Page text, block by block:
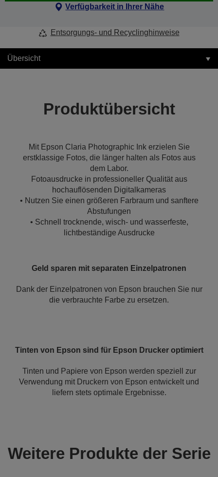
Verfügbarkeit in Ihrer Nähe
Entsorgungs- und Recyclinghinweise
Übersicht
Produktübersicht
Mit Epson Claria Photographic Ink erzielen Sie
erstklassige Fotos, die länger halten als Fotos aus
dem Labor.
Fotoausdrucke in professioneller Qualität aus
hochauflösenden Digitalkameras
• Nutzen Sie einen größeren Farbraum und sanftere
Abstufungen
• Schnell trocknende, wisch- und wasserfeste,
lichtbeständige Ausdrucke
Geld sparen mit separaten Einzelpatronen
Dank der Einzelpatronen von Epson brauchen Sie nur
die verbrauchte Farbe zu ersetzen.
Tinten von Epson sind für Epson Drucker optimiert
Tinten und Papiere von Epson werden speziell zur
Verwendung mit Druckern von Epson entwickelt und
liefern stets optimale Ergebnisse.
Weitere Produkte der Serie